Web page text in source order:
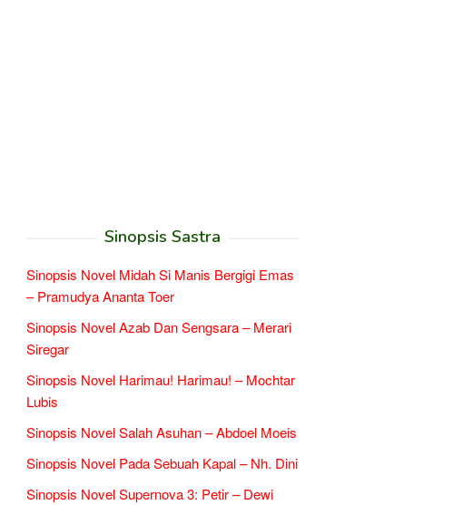
Sinopsis Sastra
Sinopsis Novel Midah Si Manis Bergigi Emas
– Pramudya Ananta Toer
Sinopsis Novel Azab Dan Sengsara – Merari
Siregar
Sinopsis Novel Harimau! Harimau! – Mochtar
Lubis
Sinopsis Novel Salah Asuhan – Abdoel Moeis
Sinopsis Novel Pada Sebuah Kapal – Nh. Dini
Sinopsis Novel Supernova 3: Petir – Dewi